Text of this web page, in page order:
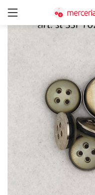
ACCEDI
Ricordami
CERCA IN:
Accessori Design (56)
Accessori merceria
Cesti portalavoro (8)
Aghi e spilli (24)
Applicazioni (26)
Borse (6)
Bottoni Vintage (204)
Lotti di Bottoni vintage
Bottoni/alamari/
Alamari (5)